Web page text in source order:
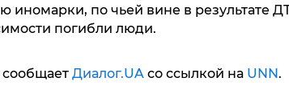
иномарки, по чьей вине в результате
погибли люди.
Диалог.UAсо ссылкой на UNN.